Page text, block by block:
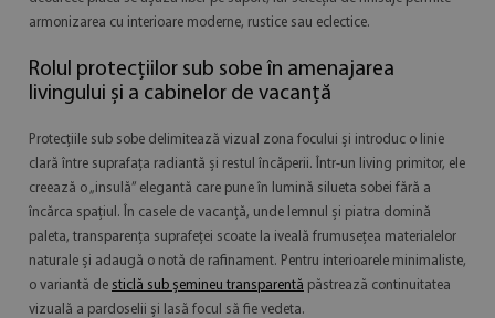
armonizarea cu interioare moderne, rustice sau eclectice.
Rolul protecțiilor sub sobe în amenajarea
livingului și a cabinelor de vacanță
Protecțiile sub sobe delimitează vizual zona focului și introduc o linie
clară între suprafața radiantă și restul încăperii. Într-un living primitor, ele
creează o „insulă” elegantă care pune în lumină silueta sobei fără a
încărca spațiul. În casele de vacanță, unde lemnul și piatra domină
paleta, transparența suprafeței scoate la iveală frumusețea materialelor
naturale și adaugă o notă de rafinament. Pentru interioarele minimaliste,
o variantă de sticlă sub șemineu transparentă păstrează continuitatea
vizuală a pardoselii și lasă focul să fie vedeta.